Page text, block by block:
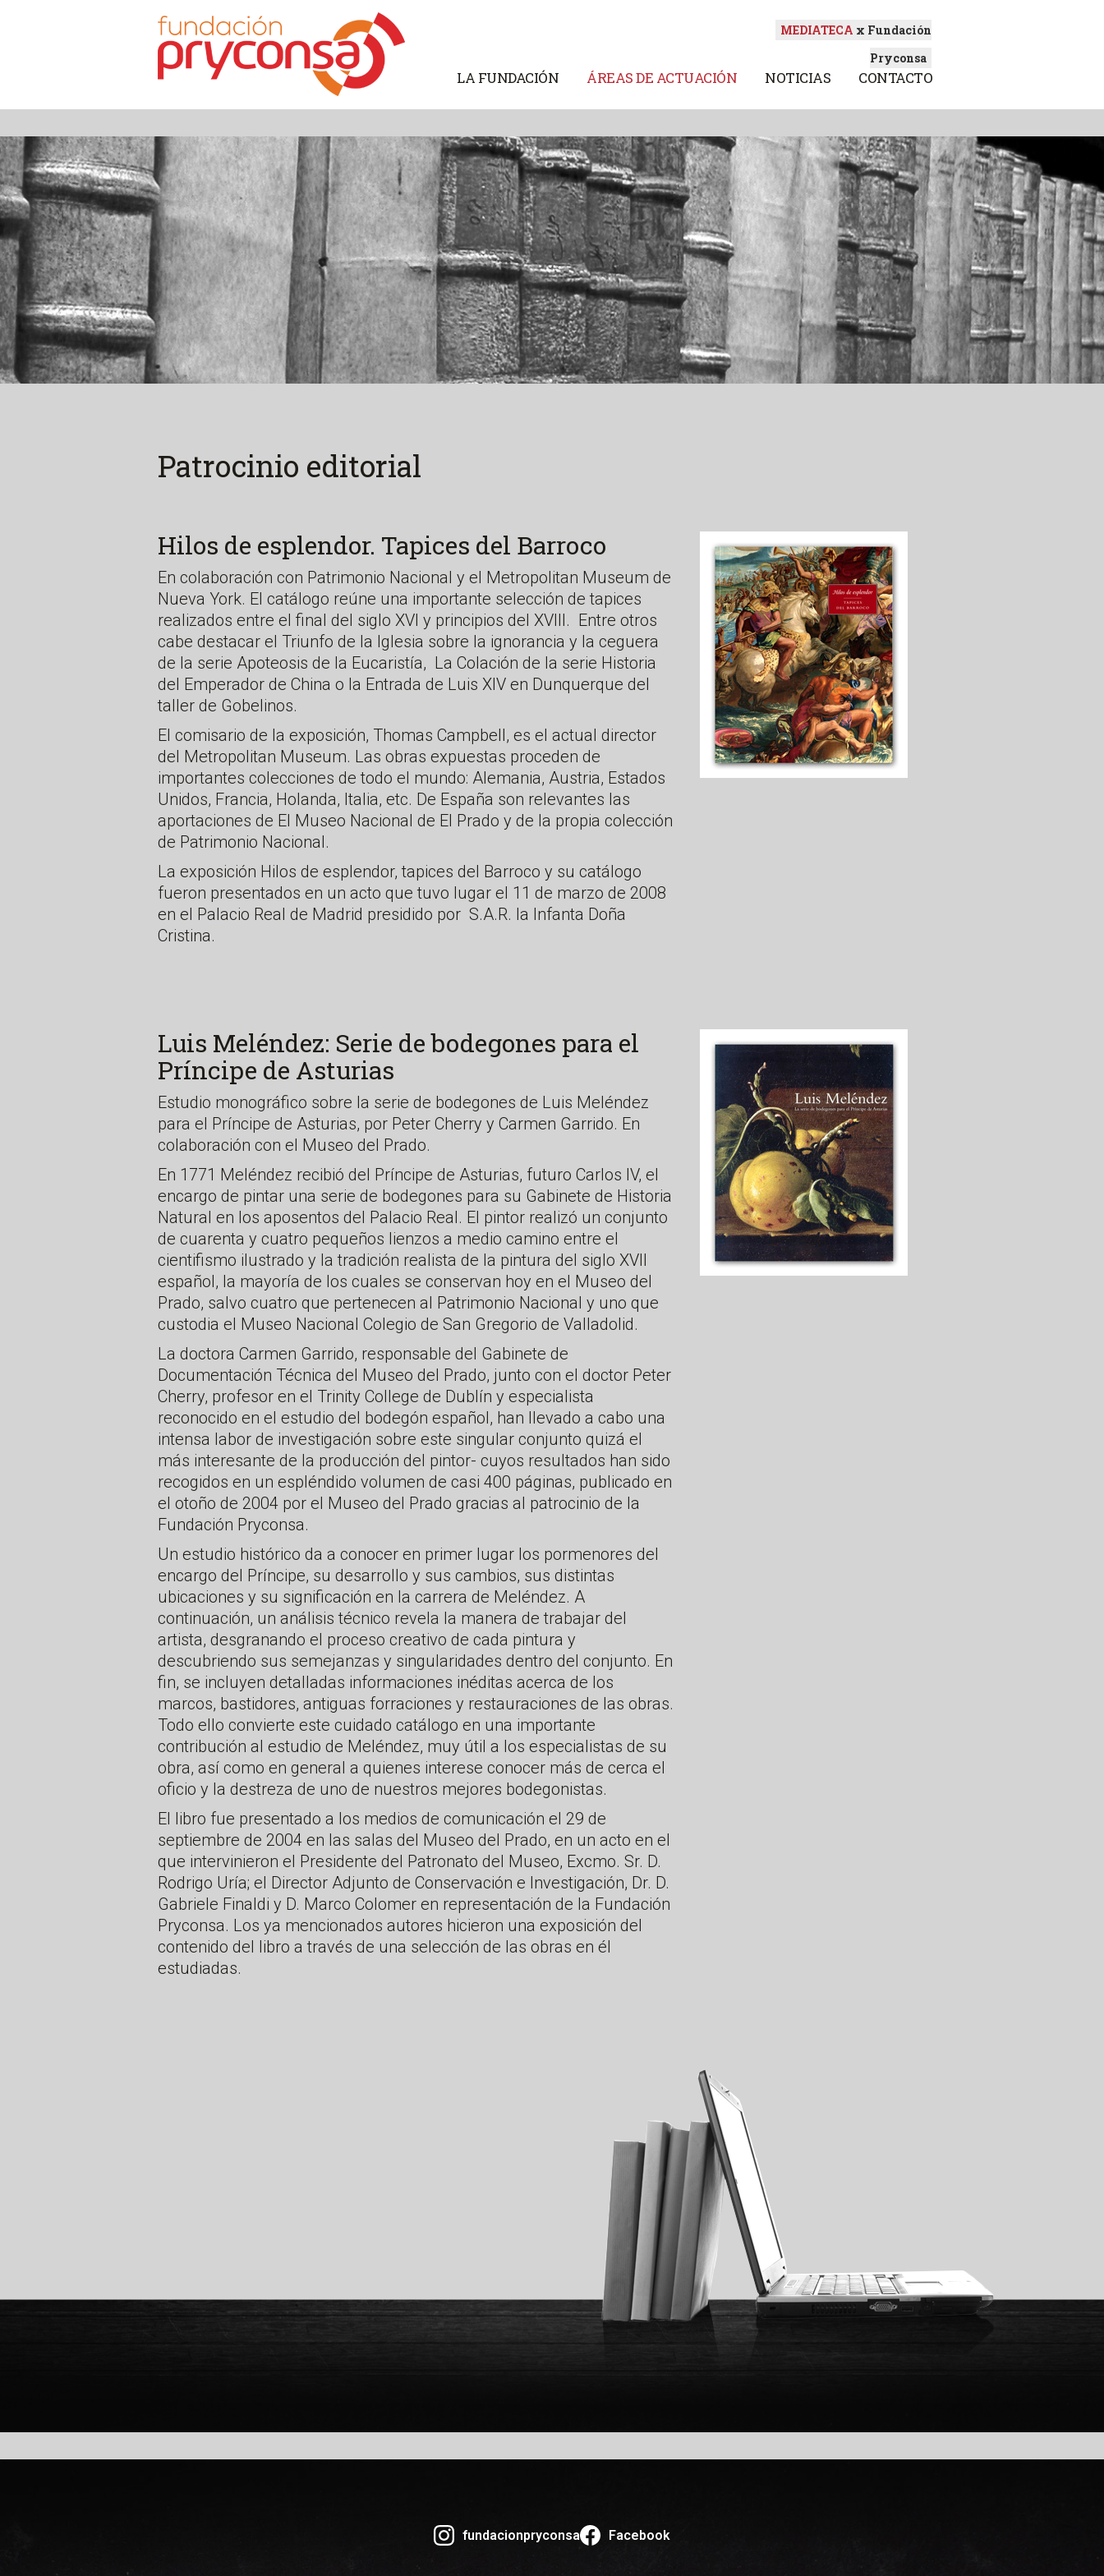
MEDIATECA x Fundación
Pryconsa
LA FUNDACIÓN ÁREAS DE ACTUACIÓN NOTICIAS CONTACTO
Patrocinio editorial
Hilos de esplendor. Tapices del Barroco
En colaboración con Patrimonio Nacional y el Metropolitan Museum de
Nueva York. El catálogo reúne una importante selección de tapices
realizados entre el final del siglo XVI y principios del XVIII. Entre otros
cabe destacar el Triunfo de la Iglesia sobre la ignorancia y la ceguera
de la serie Apoteosis de la Eucaristía, La Colación de la serie Historia
del Emperador de China o la Entrada de Luis XIV en Dunquerque del
taller de Gobelinos.
El comisario de la exposición, Thomas Campbell, es el actual director
del Metropolitan Museum. Las obras expuestas proceden de
importantes colecciones de todo el mundo: Alemania, Austria, Estados
Unidos, Francia, Holanda, Italia, etc. De España son relevantes las
aportaciones de El Museo Nacional de El Prado y de la propia colección
de Patrimonio Nacional.
La exposición Hilos de esplendor, tapices del Barroco y su catálogo
fueron presentados en un acto que tuvo lugar el 11 de marzo de 2008
en el Palacio Real de Madrid presidido por S.A.R. la Infanta Doña
Cristina.
Luis Meléndez: Serie de bodegones para el
Príncipe de Asturias
Estudio monográfico sobre la serie de bodegones de Luis Meléndez
para el Príncipe de Asturias, por Peter Cherry y Carmen Garrido. En
colaboración con el Museo del Prado.
En 1771 Meléndez recibió del Príncipe de Asturias, futuro Carlos IV, el
encargo de pintar una serie de bodegones para su Gabinete de Historia
Natural en los aposentos del Palacio Real. El pintor realizó un conjunto
de cuarenta y cuatro pequeños lienzos a medio camino entre el
cientifismo ilustrado y la tradición realista de la pintura del siglo XVII
español, la mayoría de los cuales se conservan hoy en el Museo del
Prado, salvo cuatro que pertenecen al Patrimonio Nacional y uno que
custodia el Museo Nacional Colegio de San Gregorio de Valladolid.
La doctora Carmen Garrido, responsable del Gabinete de
Documentación Técnica del Museo del Prado, junto con el doctor Peter
Cherry, profesor en el Trinity College de Dublín y especialista
reconocido en el estudio del bodegón español, han llevado a cabo una
intensa labor de investigación sobre este singular conjunto quizá el
más interesante de la producción del pintor- cuyos resultados han sido
recogidos en un espléndido volumen de casi 400 páginas, publicado en
el otoño de 2004 por el Museo del Prado gracias al patrocinio de la
Fundación Pryconsa.
Un estudio histórico da a conocer en primer lugar los pormenores del
encargo del Príncipe, su desarrollo y sus cambios, sus distintas
ubicaciones y su significación en la carrera de Meléndez. A
continuación, un análisis técnico revela la manera de trabajar del
artista, desgranando el proceso creativo de cada pintura y
descubriendo sus semejanzas y singularidades dentro del conjunto. En
fin, se incluyen detalladas informaciones inéditas acerca de los
marcos, bastidores, antiguas forraciones y restauraciones de las obras.
Todo ello convierte este cuidado catálogo en una importante
contribución al estudio de Meléndez, muy útil a los especialistas de su
obra, así como en general a quienes interese conocer más de cerca el
oficio y la destreza de uno de nuestros mejores bodegonistas.
El libro fue presentado a los medios de comunicación el 29 de
septiembre de 2004 en las salas del Museo del Prado, en un acto en el
que intervinieron el Presidente del Patronato del Museo, Excmo. Sr. D.
Rodrigo Uría; el Director Adjunto de Conservación e Investigación, Dr. D.
Gabriele Finaldi y D. Marco Colomer en representación de la Fundación
Pryconsa. Los ya mencionados autores hicieron una exposición del
contenido del libro a través de una selección de las obras en él
estudiadas.
fundacionpryconsa Facebook